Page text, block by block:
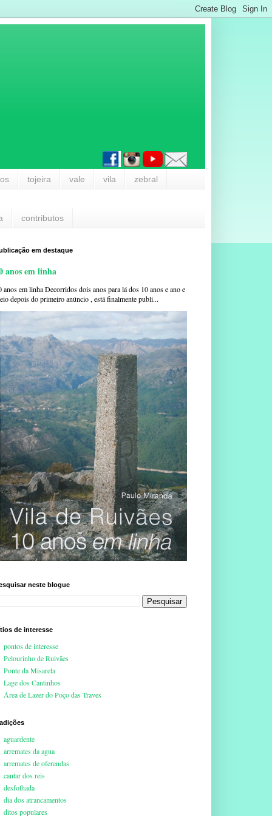
tojeira vale vila zebral
contributos
em destaque
anos em linha
anos em linha Decorridos dois anos para lá dos 10 anos e ano e
depois do primeiro anúncio , está finalmente publi...
neste blogue
de interesse
pontos de interesse
Pelourinho de Ruivães
Ponte da Misarela
Lage dos Cantinhos
Área de Lazer do Poço das Traves
aguardente
arremates da agua
arremates de oferendas
cantar dos reis
desfolhada
dia dos atrancamentos
ditos populares